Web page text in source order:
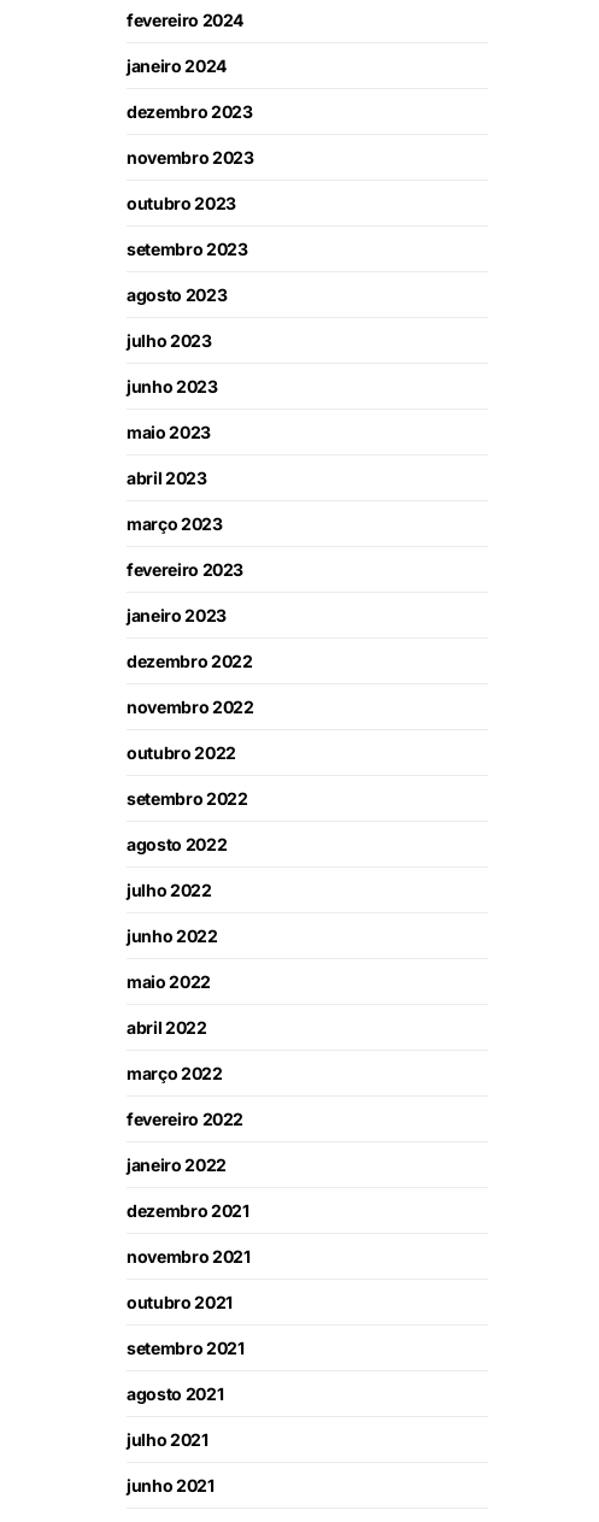
fevereiro 2024
janeiro 2024
dezembro 2023
novembro 2023
outubro 2023
setembro 2023
agosto 2023
julho 2023
junho 2023
maio 2023
abril 2023
março 2023
fevereiro 2023
janeiro 2023
dezembro 2022
novembro 2022
outubro 2022
setembro 2022
agosto 2022
julho 2022
junho 2022
maio 2022
abril 2022
março 2022
fevereiro 2022
janeiro 2022
dezembro 2021
novembro 2021
outubro 2021
setembro 2021
agosto 2021
julho 2021
junho 2021